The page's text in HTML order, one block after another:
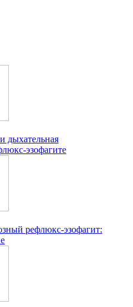
дыхательная
эзофагите
рефлюкс-эзофагит: